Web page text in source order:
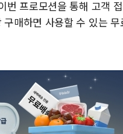
번 프로모션을 통해 고객
매하면 사용할 수 있는